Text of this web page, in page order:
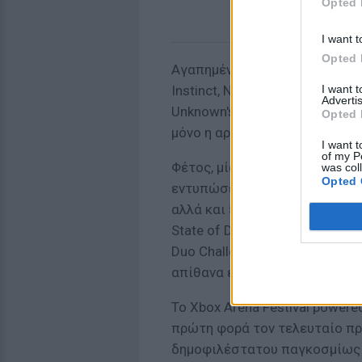
I want
Opted
I want
Opted
I want
of my
was
Opted
Αγαπημένα τουρνουά
Instinct, NBA 2K18, FIFA 18,
Unknown's Battlegrounds και
μόνο η αρχή!
Φέτος, μία νέα εμπειρία,
εντυπώσεις με τα παιχνίδια
αλλά και 5 challenges σε
State of Decay 2 & Fortnite. Ο
Duo Challenge”, θα διεξαχθεί
απίθανα έπαθλα gaming από
To Xbox Arena Festival
πρώτη φορά τον τελευταίο
δημοφιλέστατου παγκοσμίως